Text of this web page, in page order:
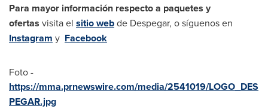
Para mayor información respecto a paquetes y
ofertas visita el sitio webde Despegar, o síguenos en
Instagram y Facebook
Foto -
https://mma.prnewswire.com/media/2541019/LOGO_DES
PEGAR.jpg